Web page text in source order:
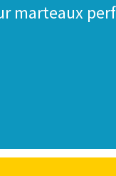
marteaux